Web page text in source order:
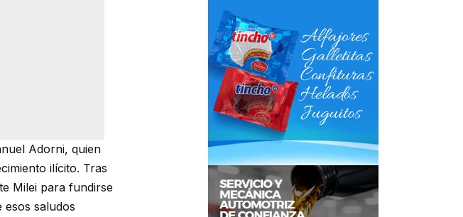
Adorni, quien
ilícito. Tras
Milei para fundirse
esos saludos